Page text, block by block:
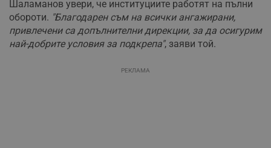
Шаламанов увери, че институциите работят на пълни
обороти. "Благодарен съм на всички ангажирани,
привлечени са допълнителни дирекции, за да осигурим
най-добрите условия за подкрепа", заяви той.
РЕКЛАМА